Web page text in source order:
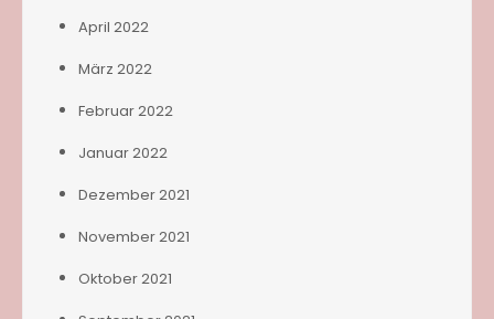
April 2022
März 2022
Februar 2022
Januar 2022
Dezember 2021
November 2021
Oktober 2021